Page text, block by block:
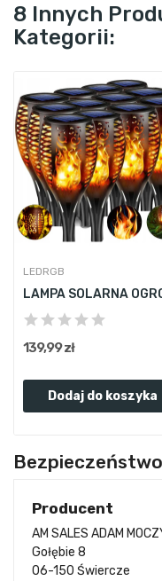
8 Innych
Kategorii:
LEDRGB
139,99 zł
Dodaj do koszyka
Producent
AM SALES ADAM
Gołębie 8
06-150 Świercze